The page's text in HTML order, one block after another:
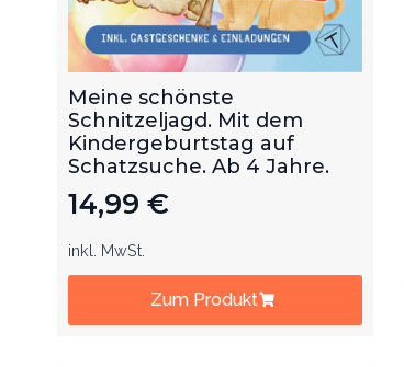
Meine schönste
Schnitzeljagd. Mit dem
Kindergeburtstag auf
Schatzsuche. Ab 4 Jahre.
14,99 €
inkl. MwSt.
Zum Produkt